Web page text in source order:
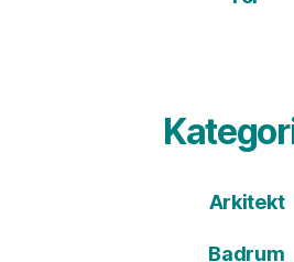
Arkitekt
Badrum